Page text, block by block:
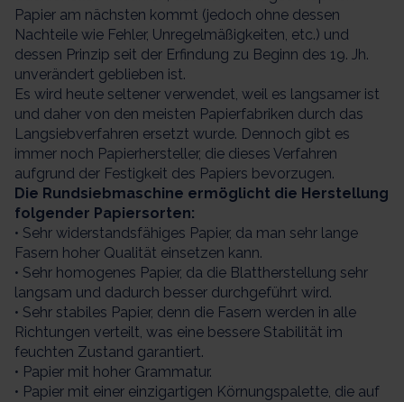
Papier am nächsten kommt (jedoch ohne dessen
Nachteile wie Fehler, Unregelmäßigkeiten, etc.) und
dessen Prinzip seit der Erfindung zu Beginn des 19. Jh.
unverändert geblieben ist.
Es wird heute seltener verwendet, weil es langsamer ist
und daher von den meisten Papierfabriken durch das
Langsiebverfahren ersetzt wurde. Dennoch gibt es
immer noch Papierhersteller, die dieses Verfahren
aufgrund der Festigkeit des Papiers bevorzugen.
Die Rundsiebmaschine ermöglicht die Herstellung
folgender Papiersorten:
• Sehr widerstandsfähiges Papier, da man sehr lange
Fasern hoher Qualität einsetzen kann.
• Sehr homogenes Papier, da die Blattherstellung sehr
langsam und dadurch besser durchgeführt wird.
• Sehr stabiles Papier, denn die Fasern werden in alle
Richtungen verteilt, was eine bessere Stabilität im
feuchten Zustand garantiert.
• Papier mit hoher Grammatur.
• Papier mit einer einzigartigen Körnungspalette, die auf